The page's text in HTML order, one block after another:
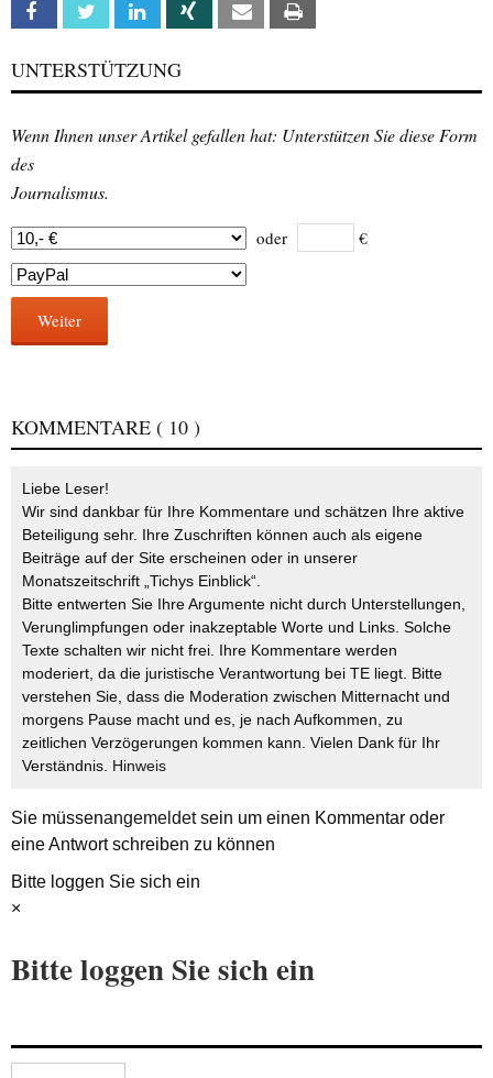
Facebook Twitter Linkedin Xing Email
UNTERSTÜTZUNG
Wenn Ihnen unser Artikel gefallen hat: Unterstützen Sie diese Form
des
Journalismus.
oder €
Weiter
KOMMENTARE ( 10 )
Liebe Leser!
Wir sind dankbar für Ihre Kommentare und schätzen Ihre aktive
Beteiligung sehr. Ihre Zuschriften können auch als eigene
Beiträge auf der Site erscheinen oder in unserer
Monatszeitschrift „Tichys Einblick“.
Bitte entwerten Sie Ihre Argumente nicht durch Unterstellungen,
Verunglimpfungen oder inakzeptable Worte und Links. Solche
Texte schalten wir nicht frei. Ihre Kommentare werden
moderiert, da die juristische Verantwortung bei TE liegt. Bitte
verstehen Sie, dass die Moderation zwischen Mitternacht und
morgens Pause macht und es, je nach Aufkommen, zu
zeitlichen Verzögerungen kommen kann. Vielen Dank für Ihr
Verständnis. Hinweis
Sie müssenangemeldetsein um einen Kommentar oder
eine Antwort schreiben zu können
Bitte loggen Sie sich ein
×
Bitte loggen Sie sich ein